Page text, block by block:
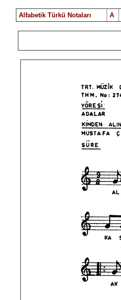
Alfabetik Türkü Notaları A